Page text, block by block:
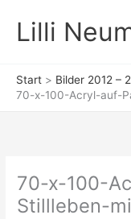
Inhalt
springen
Lilli
Start
Bilder 2012 –
70-x-100-Acryl-auf-
70-x-100-
Stillleben-